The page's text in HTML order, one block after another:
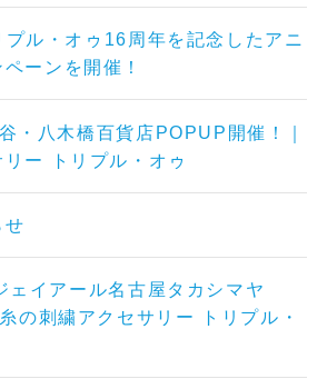
プル・オゥ16周年を記念したアニ
ーンを開催！
・八木橋百貨店POPUP開催！｜
ー トリプル・オゥ
せ
ェイアール名古屋タカシマヤ
の刺繍アクセサリー トリプル・